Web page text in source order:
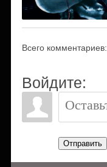
Всего комментариев:
Войдите:
Отправить